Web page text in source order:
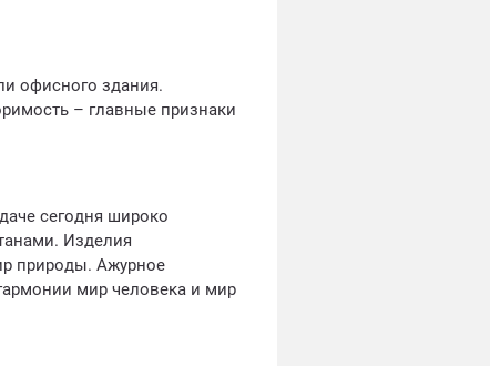
офисного здания.
– главные признаки
сегодня широко
Изделия
природы. Ажурное
мир человека и мир